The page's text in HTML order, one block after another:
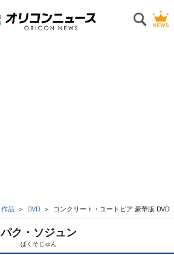
作品 DVD コンクリート・ユートピア 豪華版 DVD
パク・ソジュン
ぱくそじゅん